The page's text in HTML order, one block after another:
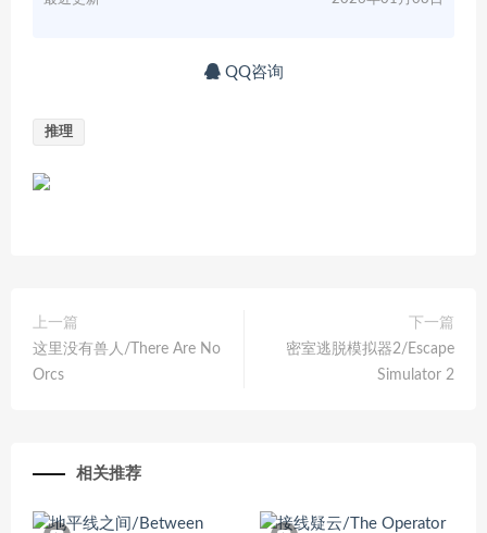
QQ咨询
推理
上一篇
这里没有兽人/There Are No
Orcs
下一篇
密室逃脱模拟器2/Escape
Simulator 2
相关推荐